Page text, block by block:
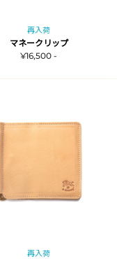
再入荷
マネークリップ
¥16,500 -
再入荷